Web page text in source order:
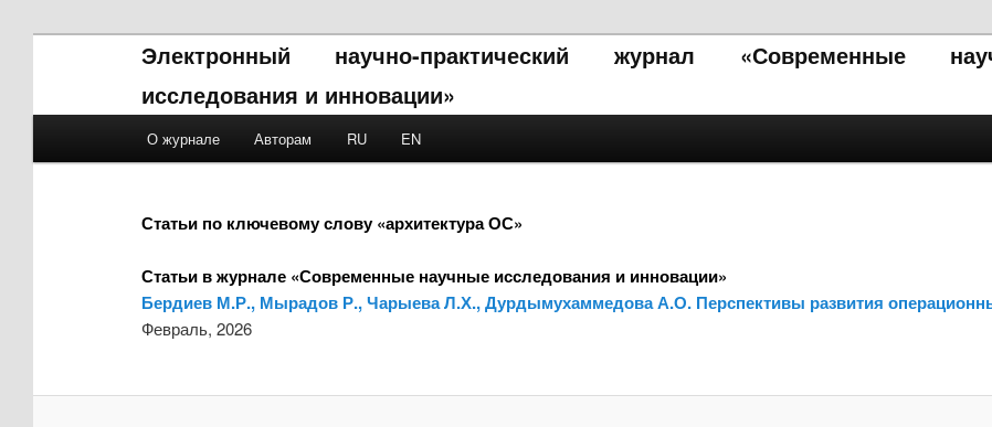
Электронный научно-практический журнал «Современные
исследования и инновации»
Skip to primary content
Skip to secondary content
О журнале Авторам RU EN
Статьи по ключевому слову «архитектура ОС»
Статьи в журнале «Современные научные исследования и инновации»
Бердиев М.Р., Мырадов Р., Чарыева Л.Х., Дурдымухаммедова А.О. Перспективы развития
Февраль, 2026